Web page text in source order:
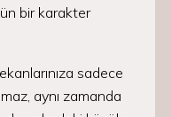
bir karakter
sadece
aynı zamanda